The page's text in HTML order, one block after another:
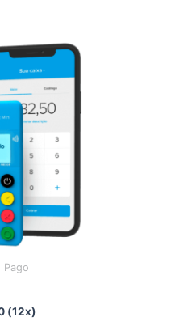
Pago
O(12x)